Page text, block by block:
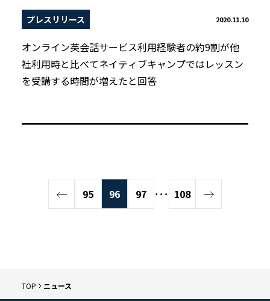
プレスリリース 2020.11.10
オンライン英会話サービス利用経験者の約9割が他
社利用時と比べてネイティブキャンプではレッスン
を受講する時間が増えたと回答
95 96 97 ･･･ 108
TOP ニュース